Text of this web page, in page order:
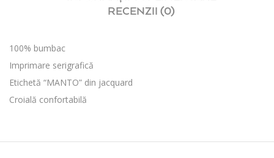
RECENZII (0)
100% bumbac
Imprimare serigrafică
Etichetă “MANTO” din jacquard
Croială confortabilă